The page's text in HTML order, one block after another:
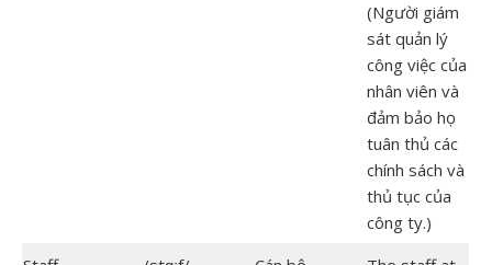
(Người giám
sát quản lý
công việc của
nhân viên và
đảm bảo họ
tuân thủ các
chính sách và
thủ tục của
công ty.)